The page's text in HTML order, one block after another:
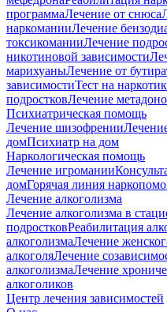
программаЛечение от снюса
наркоманииЛечение
токсикоманииЛечение
никотиновой зависимости
марихуаныЛечение от
зависимостиТест на
подростковЛечение
Психиатрическая помощь
Лечение шизофрении
домПсихиатр на дом
Наркологическая помощь
Лечение игромании
домГорячая линия
Лечение алкоголизма
Лечение алкоголизма в
подростковРеабилитация
алкоголизмаЛечение
алкоголяЛечение
алкоголизмаЛечение
алкоголиков
Центр лечения зависимостей